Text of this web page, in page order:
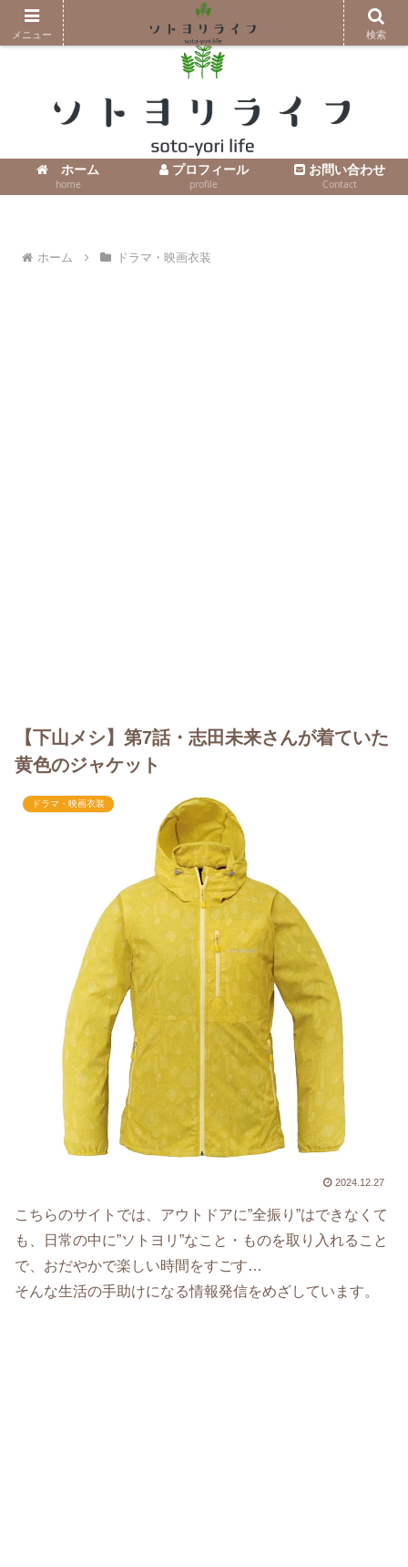
コンテンツへスキップ
ホーム
home
プロフィール
profile
お問い合わせ
Contact
ホーム ドラマ・映画衣装
【下山メシ】第7話・志田未来さんが着ていた
黄色のジャケット
ドラマ・映画衣装
2024.12.27
こちらのサイトでは、アウトドアに”全振り”はできなくて
も、日常の中に”ソトヨリ”なこと・ものを取り入れること
で、おだやかで楽しい時間をすごす…
そんな生活の手助けになる情報発信をめざしています。
メニュー 検索